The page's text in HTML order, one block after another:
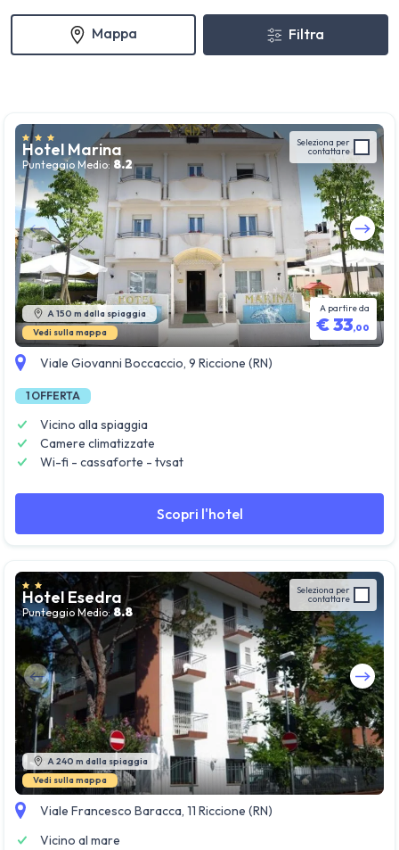
Mappa Filtra
Guarda tutte le foto
Hotel Marina
Punteggio Medio: 8.2
Seleziona per
contattare
A 150 m dalla spiaggia
Vedi sulla mappa
A partire da
€33,00
Viale Giovanni Boccaccio, 9 Riccione (RN)
1 OFFERTA
Vicino alla spiaggia
Camere climatizzate
Wi-fi - cassaforte - tvsat
Scopri l'hotel
Guarda tutte le foto
Hotel Esedra
Punteggio Medio: 8.8
Seleziona per
contattare
A 240 m dalla spiaggia
Vedi sulla mappa
Viale Francesco Baracca, 11 Riccione (RN)
Vicino al mare